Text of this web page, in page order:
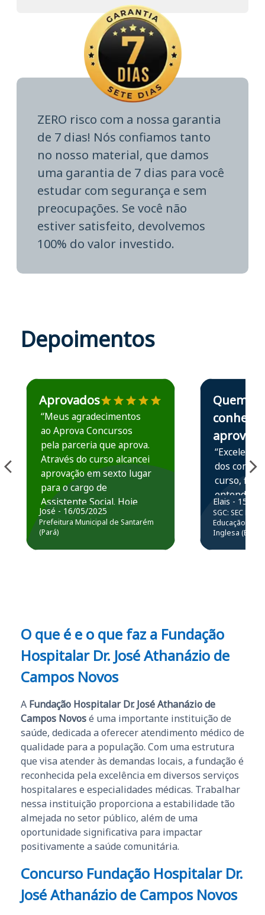
ZERO risco com a nossa garantia
de 7 dias! Nós confiamos tanto
no nosso material, que damos
uma garantia de 7 dias para você
estudar com segurança e sem
preocupações. Se você não
estiver satisfeito, devolvemos
100% do valor investido.
Depoimentos
Estudante José recomenda o Aprova Concursos em
Aprovados
“Meus agradecimentos
ao Aprova Concursos
pela parceria que aprova.
Através do curso alcancei
aprovação em sexto lugar
para o cargo de
Assistente Social. Hoje
estou atuando na
Prefeitura de Santarém.
José - 16/05/2025
Prefeitura Municipal de Santarém
(Pará)
Estudante Elais
Quem
conhece,
aprova
“Excelente
dos
curso,
entender e
prática
resolução
questões.”
Elais - 15/07/
SGC: SEC BA
Educação
Inglesa (Edital
O que é e o que faz a Fundação
Hospitalar Dr. José Athanázio de
Campos Novos
A Fundação Hospitalar Dr. José Athanázio de
Campos Novosé uma importante instituição de
saúde, dedicada a oferecer atendimento médico de
qualidade para a população. Com uma estrutura
que visa atender às demandas locais, a fundação é
reconhecida pela excelência em diversos serviços
hospitalares e especialidades médicas. Trabalhar
nessa instituição proporciona a estabilidade tão
almejada no setor público, além de uma
oportunidade significativa para impactar
positivamente a saúde comunitária.
Concurso Fundação Hospitalar Dr.
José Athanázio de Campos Novos